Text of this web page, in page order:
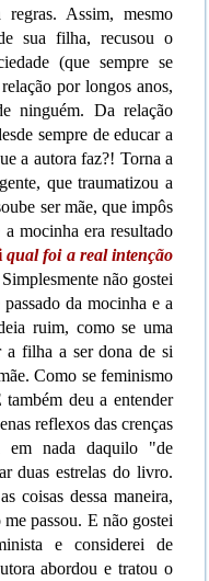
regras. Assim, mesmo
sua filha, recusou o
(que sempre se
por longos anos,
ninguém. Da relação
sempre de educar a
a autora faz?! Torna a
que traumatizou a
ser mãe, que impôs
mocinha era resultado
qual foi a real intenção
Simplesmente não gostei
da mocinha e a
ruim, como se uma
a filha a ser dona de si
Como se feminismo
também deu a entender
reflexos das crenças
em nada daquilo "de
duas estrelas do livro.
coisas dessa maneira,
passou. E não gostei
e considerei de
abordou e tratou o